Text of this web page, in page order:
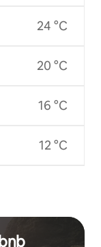
24 °C
20 °C
16 °C
12 °C